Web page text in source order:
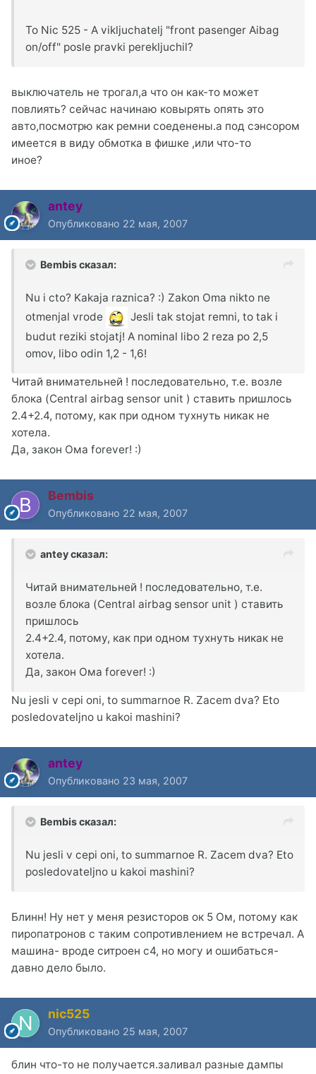
To Nic 525 - A vikljuchatelj "front pasenger Aibag
on/off" posle pravki perekljuchil?
выключатель не трогал,а что он как-то может
повлиять? сейчас начинаю ковырять опять это
авто,посмотрю как ремни соеденены.а под сэнсором
имеется в виду обмотка в фишке ,или что-то
иное?
antey
Опубликовано 22 мая, 2007
Bembis сказал:
Nu i cto? Kakaja raznica? :) Zakon Oma nikto ne
otmenjal vrode
Jesli tak stojat remni, to tak i
budut reziki stojatj! A nominal libo 2 reza po 2,5
omov, libo odin 1,2 - 1,6!
Читай внимательней ! последовательно, т.е. возле
блока (Central airbag sensor unit ) ставить пришлось
2.4+2.4, потому, как при одном тухнуть никак не
хотела.
Да, закон Ома forever! :)
Bembis
Опубликовано 22 мая, 2007
antey сказал:
Читай внимательней ! последовательно, т.е.
возле блока (Central airbag sensor unit ) ставить
пришлось
2.4+2.4, потому, как при одном тухнуть никак не
хотела.
Да, закон Ома forever! :)
Nu jesli v cepi oni, to summarnoe R. Zacem dva? Eto
posledovateljno u kakoi mashini?
antey
Опубликовано 23 мая, 2007
Bembis сказал:
Nu jesli v cepi oni, to summarnoe R. Zacem dva? Eto
posledovateljno u kakoi mashini?
Блинн! Ну нет у меня резисторов ок 5 Ом, потому как
пиропатронов с таким сопротивлением не встречал. А
машина- вроде ситроен с4, но могу и ошибаться-
давно дело было.
nic525
Опубликовано 25 мая, 2007
блин что-то не получается.заливал разные дампы